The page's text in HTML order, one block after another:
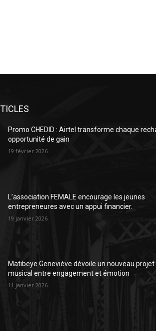
Promo CHEDID : Airtel transforme chaque
opportunité de gain
19 février 2026
L’association FEMALE encourage les jeunes
entrepreneures avec un appui financier.
19 janvier 2026
Matibeye Geneviève dévoile un nouveau projet
musical entre engagement et émotion
11 janvier 2026